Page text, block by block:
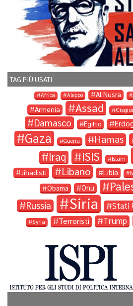
TAG PIÙ USATI
Africa Aleppo Al Nusra
Armenia Assad
Damasco Egitto
Gaza Guerra Hamas
Iraq ISIS Islam
Jihadisti Libano Libia
Obama Onu
Russia Siria Stati
Syria Terroristi Trump